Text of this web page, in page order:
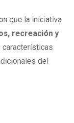
que la iniciativa
recreación y
características
del